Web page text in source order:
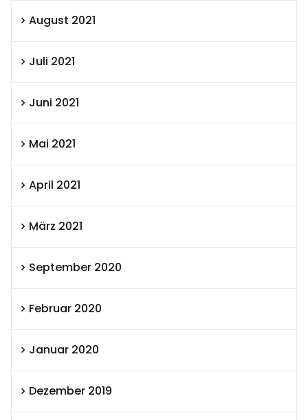
August 2021
Juli 2021
Juni 2021
Mai 2021
April 2021
März 2021
September 2020
Februar 2020
Januar 2020
Dezember 2019